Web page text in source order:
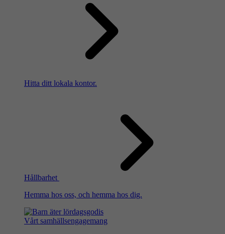
Hitta ditt lokala kontor.
Hållbarhet
Hemma hos oss, och hemma hos dig.
Vårt samhällsengagemang